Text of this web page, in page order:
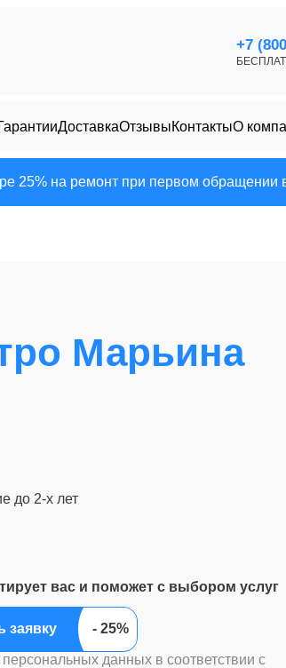
+7
ДоставкаОтзывыКонтактыО
25% на ремонт при первом
Марьина
до 2-х лет
вас и поможет с выбором услуг
Отправить заявку
данных в соответствии с